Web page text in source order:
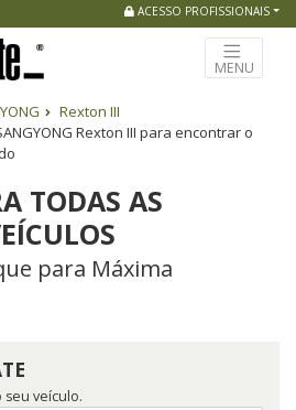
ACESSO PROFISSIONAIS
MENU
Rexton III
Rexton III para encontrar o
TODAS AS
para Máxima
seu veículo.